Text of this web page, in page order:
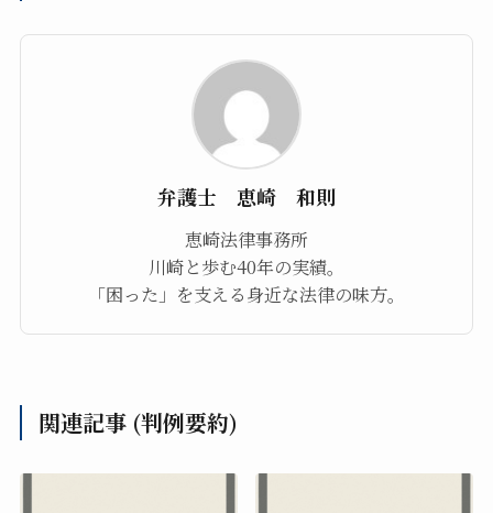
弁護士 恵崎 和則
恵崎法律事務所
川崎と歩む40年の実績。
「困った」を支える身近な法律の味方。
関連記事 (判例要約)